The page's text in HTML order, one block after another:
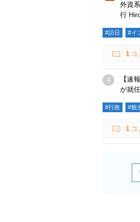
外資
行
#訪日 #イ
1 コ
【速
が就
#行政 #観
1 コ